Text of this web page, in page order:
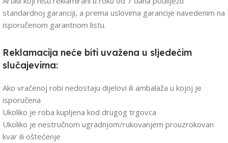
standardnoj garanciji, a prema uslovima garancije navedenim na
isporučenom garantnom listu.
Reklamacija neće biti uvažena u sljedećim
slučajevima:
Ako vraćenoj robi nedostaju dijelovi ili ambalaža u kojoj je
isporučena
Ukoliko je roba kupljena kod drugog trgovca
Ukoliko je nestručnom ugradnjom/rukovanjem prouzrokovan
kvar ili oštećenje